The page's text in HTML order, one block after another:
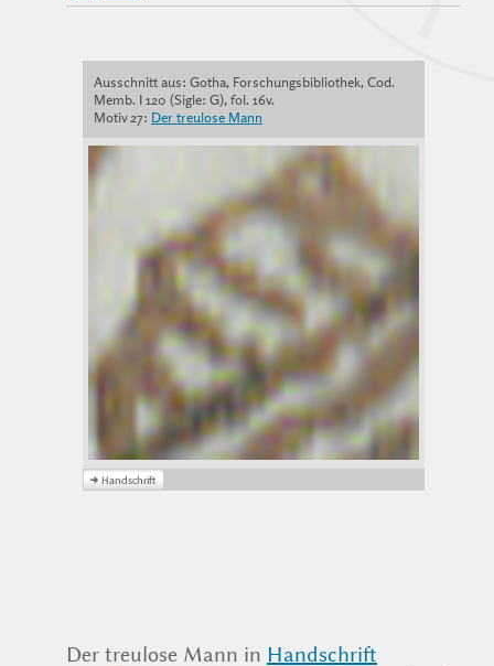
Ausschnitt aus: Gotha, Forschungsbibliothek, Cod.
Memb. I 120 (Sigle: G), fol. 16v.
Motiv 27: Der treulose Mann
Der treulose Mann in Handschrift